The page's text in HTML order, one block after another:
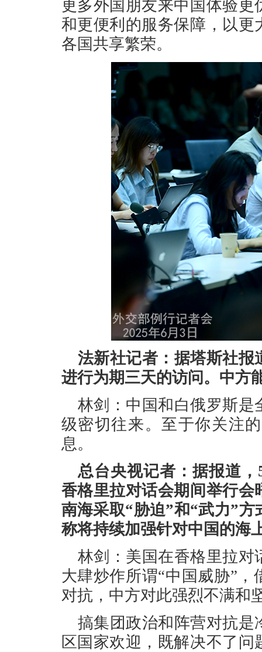
更多外国朋友来中国体验
和更便利的服务保障，以
各国共享繁荣。
法新社记者：据塔斯社
进行为期三天的访问。中方
林剑：中国和白俄罗斯
级密切往来。至于你关注
息。
总台央视记者：据报道
香格里拉对话会期间举行
南海采取“胁迫”和“武力”
称将持续加强针对中国的海
林剑：美国在香格里拉
大肆炒作所谓“中国威胁”
对抗，中方对此强烈不满和
搞集团政治和阵营对抗
区国家欢迎，既解决不了